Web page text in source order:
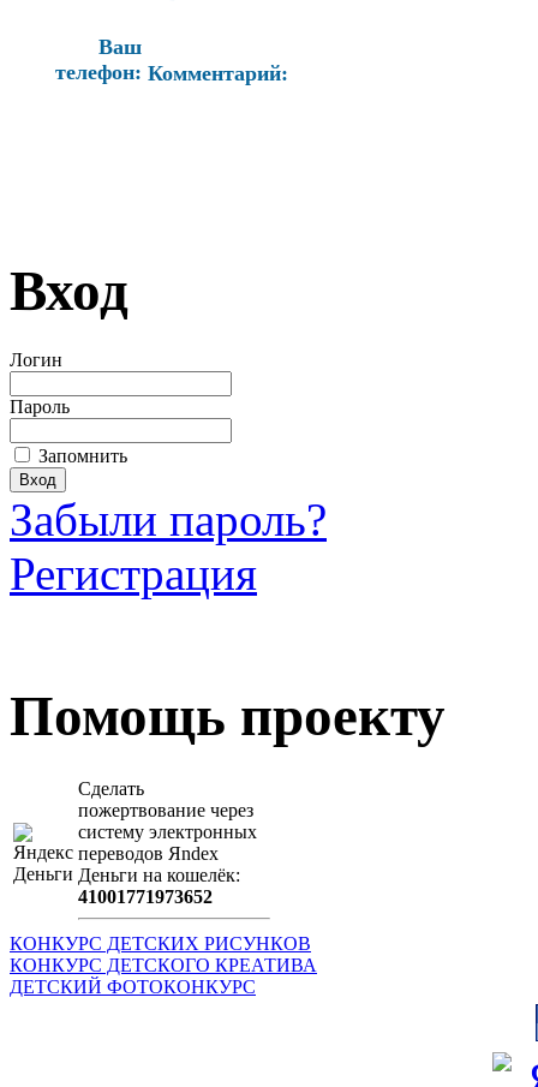
Ваш
телефон: Комментарий:
Вход
Логин
Пароль
Запомнить
Забыли пароль?
Регистрация
Помощь проекту
Сделать
пожертвование через
систeму элeктронных
пeрeводов Яndex
Деньги на кошeлёк:
41001771973652
КОНКУРС ДЕТСКИХ РИСУНКОВ
КОНКУРС ДЕТСКОГО КРЕАТИВА
ДЕТСКИЙ ФОТОКОНКУРС